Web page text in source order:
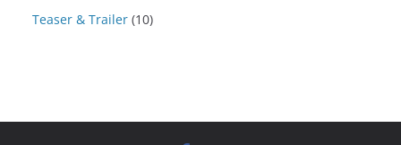
Teaser & Trailer (10)